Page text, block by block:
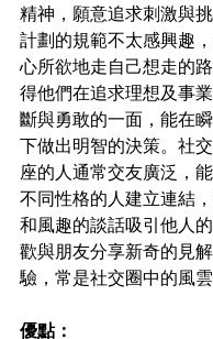
精神，願意追求刺激與
計劃的規範不太感興趣
心所欲地走自己想走的
得他們在追求理想及事
斷與勇敢的一面，能在
下做出明智的決策。社
座的人通常交友廣泛，
不同性格的人建立連結
和風趣的談話吸引他人
歡與朋友分享新奇的見
驗，常是社交圈中的風雲
優點：